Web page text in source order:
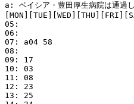
a: ベイシア・豊田厚生病院は通過
05:
06:
07: a04 58
08:
09: 17
10: 03
11: 08
12: 23
13: 25